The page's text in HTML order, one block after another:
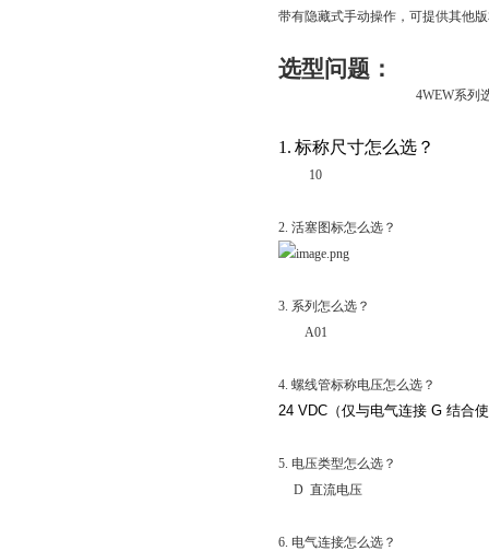
带有隐藏式手动操作，可提供其他
选型问题：
4WEW系列
1. 标称尺寸怎么选？
10
2. 活塞图标怎么选？
3. 系列怎么选？
A01
4. 螺线管标称电压怎么选？
24 VDC （仅与电气连接 G 结合
5. 电压类型怎么选？
D 直流电压
6. 电气连接怎么选？